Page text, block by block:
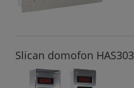
Slican domofon